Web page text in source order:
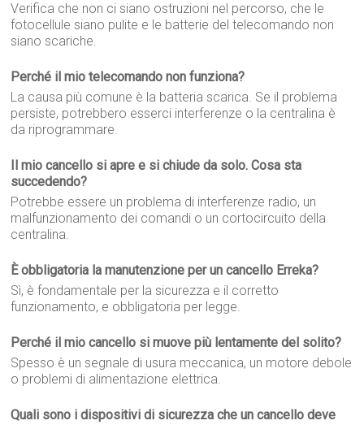
Verifica che non ci siano ostruzioni nel percorso, che le
fotocellule siano pulite e le batterie del telecomando non
siano scariche.
Perché il mio telecomando non funziona?
La causa più comune è la batteria scarica. Se il problema
persiste, potrebbero esserci interferenze o la centralina è
da riprogrammare.
Il mio cancello si apre e si chiude da solo. Cosa sta
succedendo?
Potrebbe essere un problema di interferenze radio, un
malfunzionamento dei comandi o un cortocircuito della
centralina.
È obbligatoria la manutenzione per un cancello Erreka?
Sì, è fondamentale per la sicurezza e il corretto
funzionamento, e obbligatoria per legge.
Perché il mio cancello si muove più lentamente del solito?
Spesso è un segnale di usura meccanica, un motore debole
o problemi di alimentazione elettrica.
Quali sono i dispositivi di sicurezza che un cancello deve